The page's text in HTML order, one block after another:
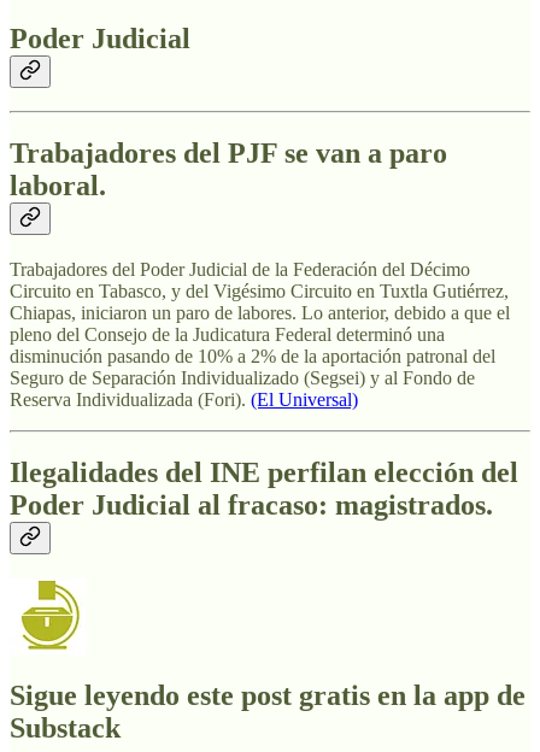
Poder Judicial
Trabajadores del PJF se van a paro
laboral.
Trabajadores del Poder Judicial de la Federación del Décimo
Circuito en Tabasco, y del Vigésimo Circuito en Tuxtla Gutiérrez,
Chiapas, iniciaron un paro de labores. Lo anterior, debido a que el
pleno del Consejo de la Judicatura Federal determinó una
disminución pasando de 10% a 2% de la aportación patronal del
Seguro de Separación Individualizado (Segsei) y al Fondo de
Reserva Individualizada (Fori). (El Universal)
Ilegalidades del INE perfilan elección del
Poder Judicial al fracaso: magistrados.
Sigue leyendo este post gratis en la app de
Substack